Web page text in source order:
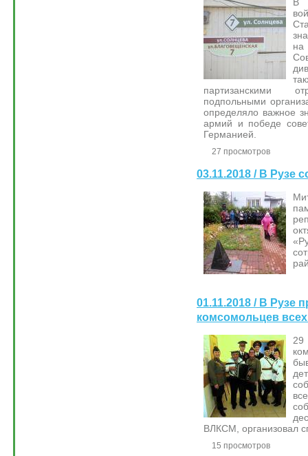
на
партизанскими
подпольными
определяло важное
армий и победе
Германией.
27 просмотров
03.11.2018 / В Рузе
01.11.2018 / В Рузе
комсомольцев
ВЛКСМ, организовал
15 просмотров